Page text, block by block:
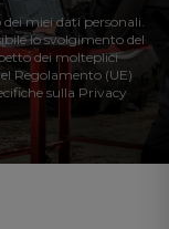
miei dati personali.
lo svolgimento del
dei molteplici
Regolamento (UE)
sulla Privacy